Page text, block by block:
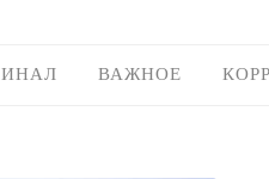
ВАЖНОЕ